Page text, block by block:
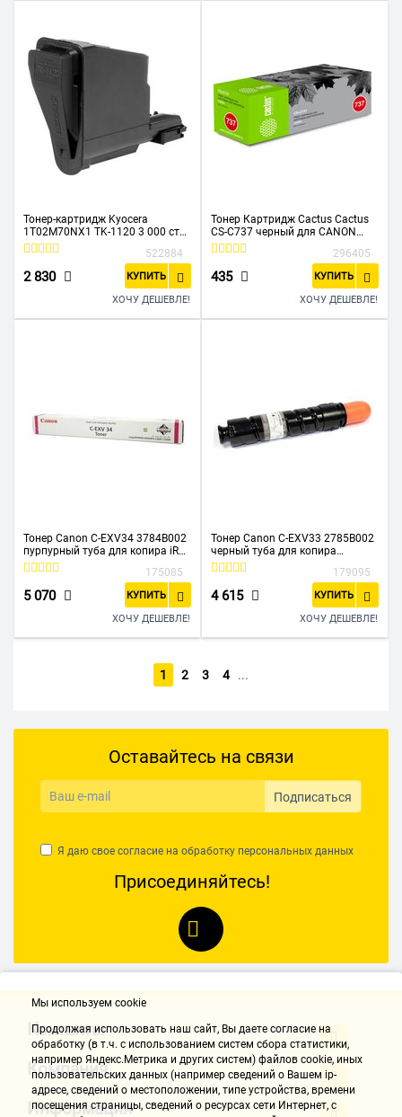
Тонер-картридж Kyocera
1T02M70NX1 TK-1120 3 000 стр.
для FS-
1060DN/1025MFP/1125MFP
522884
2 830 КУПИТЬ
ХОЧУ ДЕШЕВЛЕ!
Тонер Картридж Cactus Cactus
CS-C737 черный для CANON
MF210/211/212/216/217/220
296405
435 КУПИТЬ
ХОЧУ ДЕШЕВЛЕ!
Тонер Canon C-EXV34 3784B002
пурпурный туба для копира iR
C2020/C2025/C2030/C2220/C22
175085
5 070 КУПИТЬ
ХОЧУ ДЕШЕВЛЕ!
Тонер Canon C-EXV33 2785B002
черный туба для копира
IR2520/2525/2530
179095
4 615 КУПИТЬ
ХОЧУ ДЕШЕВЛЕ!
1 2 3 4 ...
Оставайтесь на связи
Подписаться
Я даю свое согласие на обработку персональных данных
Присоединяйтесь!
Контакты
Компания
Информация
Мы используем cookie
Продолжая использовать наш cайт, Вы даете согласие на
обработку (в т.ч. с использованием систем сбора статистики,
например Яндекс.Метрика и других систем) файлов cookie, иных
пользовательских данных (например сведений о Вашем ip-
адресе, сведений о местоположении, типе устройства, времени
посещения страницы, сведений о ресурсах сети Интернет, с